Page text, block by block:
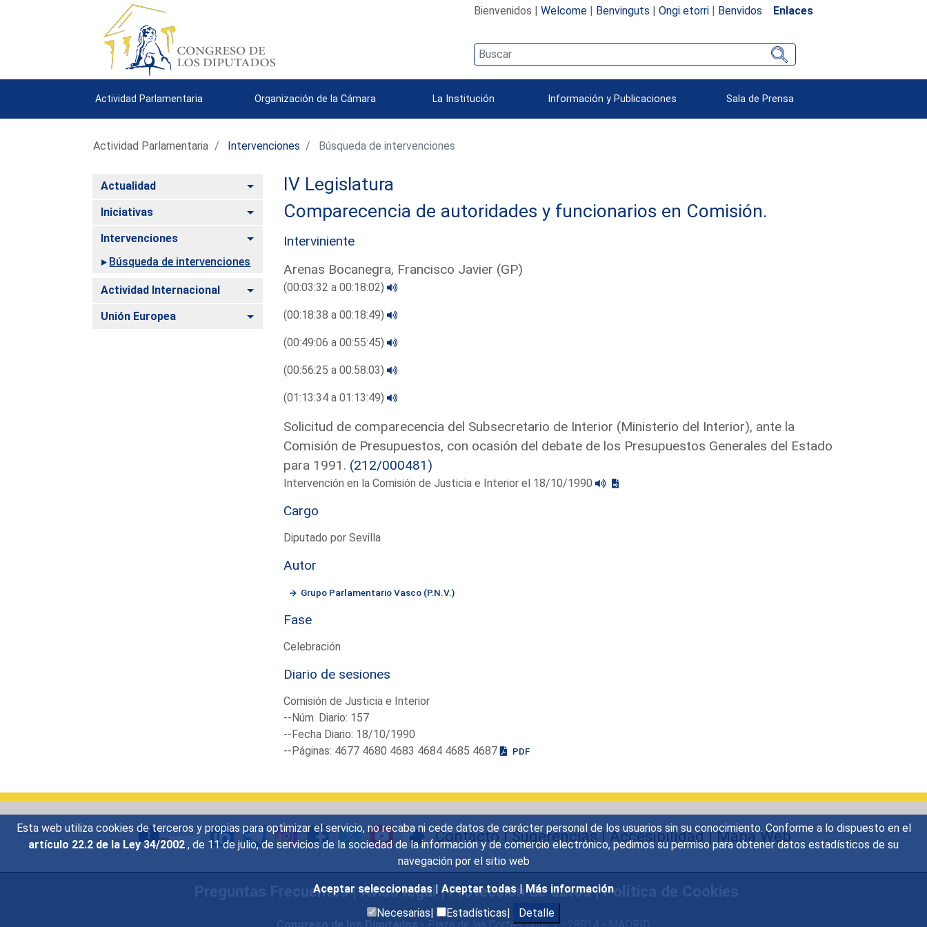
Esta web utiliza cookies de terceros y propias para optimizar el servicio, no recaba ni cede datos de carácter personal de los usuarios sin su conocimiento. Conforme a lo dispuesto en el
artículo 22.2 de la Ley 34/2002 , de 11 de julio, de servicios de la sociedad de la información y de comercio electrónico, pedimos su permiso para obtener datos estadísticos de su
navegación por el sitio web
Aceptar seleccionadas | Aceptar todas | Más información
Necesarias|
Estadísticas| Detalle
Bienvenidos | Welcome| Benvinguts | Ongi etorri| Benvidos Enlaces
Actividad Parlamentaria Organización de la Cámara La Institución Información y Publicaciones Sala de Prensa
Actividad Parlamentaria Intervenciones Búsqueda de intervenciones
Actualidad Alternar
Iniciativas Alternar
Intervenciones
Alternar
Búsqueda de intervenciones
Actividad Internacional Alternar
Unión Europea Alternar
IV Legislatura
Comparecencia de autoridades y funcionarios en Comisión.
Interviniente
Arenas Bocanegra, Francisco Javier (GP)
(00:03:32 a 00:18:02)
(00:18:38 a 00:18:49)
(00:49:06 a 00:55:45)
(00:56:25 a 00:58:03)
(01:13:34 a 01:13:49)
Solicitud de comparecencia del Subsecretario de Interior (Ministerio del Interior), ante la
Comisión de Presupuestos, con ocasión del debate de los Presupuestos Generales del Estado
para 1991. (212/000481)
Intervención en la Comisión de Justicia e Interior el 18/10/1990
Cargo
Diputado por Sevilla
Autor
Grupo Parlamentario Vasco (P.N.V.)
Fase
Celebración
Diario de sesiones
Comisión de Justicia e Interior
--Núm. Diario: 157
--Fecha Diario: 18/10/1990
--Páginas: 4677 4680 4683 4684 4685 4687
PDF
Contacto|Sugerencias|Accesibilidad|Mapa Web
Preguntas Frecuentes|Aviso legal|Protección de datos|Política de Cookies
- Plaza de las Cortes, núm. 1 - 28014 - MADRID